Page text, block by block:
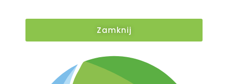
Zamknij